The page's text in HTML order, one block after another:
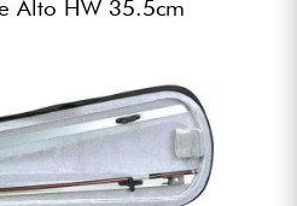
Alto HW 35.5cm